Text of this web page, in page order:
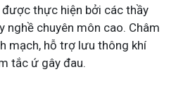
thực hiện bởi các thầy
nghề chuyên môn cao. Châm
mạch, hỗ trợ lưu thông khí
tắc ứ gây đau.